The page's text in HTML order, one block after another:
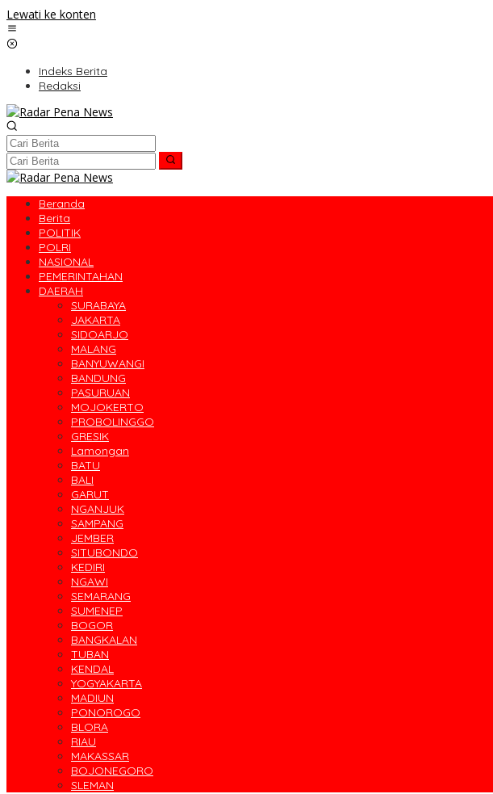
Lewati ke konten
Indeks Berita
Redaksi
Beranda
Berita
POLITIK
POLRI
NASIONAL
PEMERINTAHAN
DAERAH
SURABAYA
JAKARTA
SIDOARJO
MALANG
BANYUWANGI
BANDUNG
PASURUAN
MOJOKERTO
PROBOLINGGO
GRESIK
Lamongan
BATU
BALI
GARUT
NGANJUK
SAMPANG
JEMBER
SITUBONDO
KEDIRI
NGAWI
SEMARANG
SUMENEP
BOGOR
BANGKALAN
TUBAN
KENDAL
YOGYAKARTA
MADIUN
PONOROGO
BLORA
RIAU
MAKASSAR
BOJONEGORO
SLEMAN